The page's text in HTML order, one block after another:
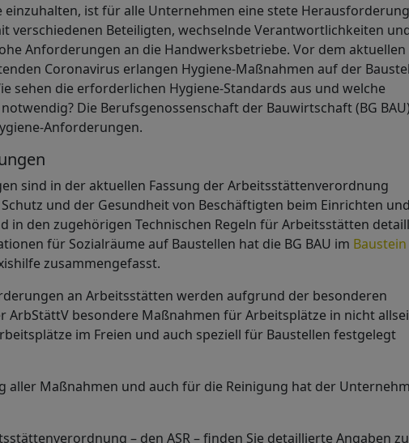
einzuhalten, ist für alle Unternehmen eine stete
verschiedenen Beteiligten, wechselnde Verantwortlichkeiten
Anforderungen an die Handwerksbetriebe. Vor dem aktuellen
Coronavirus erlangen Hygiene-Maßnahmen auf der
sehen die erforderlichen Hygiene-Standards aus und welche
Die Berufsgenossenschaft der Bauwirtschaft (BG
Anforderungen.
sind in der aktuellen Fassung der Arbeitsstättenverordnung
und der Gesundheit von Beschäftigten beim Einrichten und
in den zugehörigen Technischen Regeln für Arbeitsstätten
für Sozialräume auf Baustellen hat die BG BAU im Baustein
zusammengefasst.
an Arbeitsstätten werden aufgrund der besonderen
ArbStättV besondere Maßnahmen für Arbeitsplätze in nicht
im Freien und auch speziell für Baustellen festgelegt
aller Maßnahmen und auch für die Reinigung hat der
– den ASR – finden Sie detaillierte Angaben